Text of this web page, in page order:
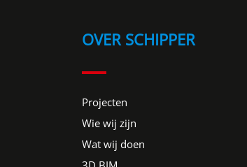
OVER SCHIPPER
Projecten
Wie wij zijn
Wat wij doen